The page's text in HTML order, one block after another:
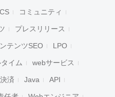
CS コミュニティ
プレスリリース
テンツSEO LPO
イム webサービス
決済 Java API